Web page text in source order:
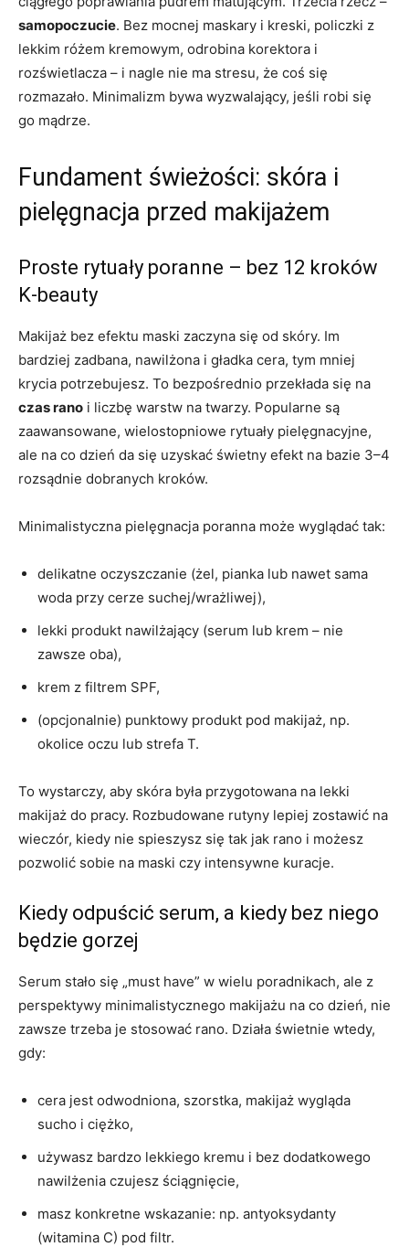
samopoczucie. Bez mocnej maskary i kreski, policzki z
lekkim różem kremowym, odrobina korektora i
rozświetlacza – i nagle nie ma stresu, że coś się
rozmazało. Minimalizm bywa wyzwalający, jeśli robi się
go mądrze.
Fundament świeżości: skóra i
pielęgnacja przed makijażem
Proste rytuały poranne – bez 12 kroków
K‑beauty
Makijaż bez efektu maski zaczyna się od skóry. Im
bardziej zadbana, nawilżona i gładka cera, tym mniej
krycia potrzebujesz. To bezpośrednio przekłada się na
czas rano i liczbę warstw na twarzy. Popularne są
zaawansowane, wielostopniowe rytuały pielęgnacyjne,
ale na co dzień da się uzyskać świetny efekt na bazie 3–4
rozsądnie dobranych kroków.
Minimalistyczna pielęgnacja poranna może wyglądać tak:
delikatne oczyszczanie (żel, pianka lub nawet sama
woda przy cerze suchej/wrażliwej),
lekki produkt nawilżający (serum lub krem – nie
zawsze oba),
krem z filtrem SPF,
(opcjonalnie) punktowy produkt pod makijaż, np.
okolice oczu lub strefa T.
To wystarczy, aby skóra była przygotowana na lekki
makijaż do pracy. Rozbudowane rutyny lepiej zostawić na
wieczór, kiedy nie spieszysz się tak jak rano i możesz
pozwolić sobie na maski czy intensywne kuracje.
Kiedy odpuścić serum, a kiedy bez niego
będzie gorzej
Serum stało się „must have” w wielu poradnikach, ale z
perspektywy minimalistycznego makijażu na co dzień, nie
zawsze trzeba je stosować rano. Działa świetnie wtedy,
gdy:
cera jest odwodniona, szorstka, makijaż wygląda
sucho i ciężko,
używasz bardzo lekkiego kremu i bez dodatkowego
nawilżenia czujesz ściągnięcie,
masz konkretne wskazanie: np. antyoksydanty
(witamina C) pod filtr.